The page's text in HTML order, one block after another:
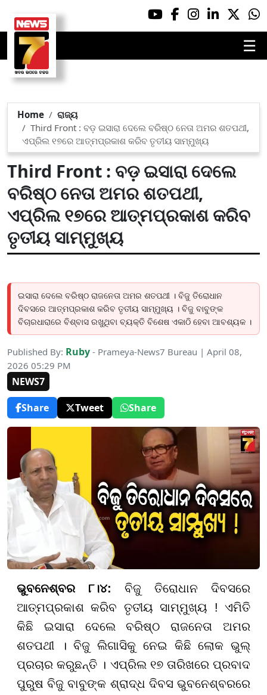
☰
Home
ରାଜ୍ୟ
Third Front : ବଡ଼ ଇସାରା ଦେଲେ ବରିଷ୍ଠ ନେତା ଅମର ଶତପଥୀ,
ଏପ୍ରିଲ ୧୭ରେ ଆତ୍ମପ୍ରକାଶ କରିବ ତୃତୀୟ ସାମ୍ମୁଖ୍ୟ
Third Front : ବଡ଼ ଇସାରା ଦେଲେ
ବରିଷ୍ଠ ନେତା ଅମର ଶତପଥୀ,
ଏପ୍ରିଲ ୧୭ରେ ଆତ୍ମପ୍ରକାଶ କରିବ
ତୃତୀୟ ସାମ୍ମୁଖ୍ୟ
ଇସାରା ଦେଲେ ବରିଷ୍ଠ ରାଜନେତା ଅମର ଶତପଥୀ । ବିଜୁ ତିରୋଧାନ
ଦିବସରେ ଆତ୍ମପ୍ରକାଶ କରିବ ତୃତୀୟ ସାମ୍ମୁଖ୍ୟ । ବିଜୁ ବାବୁଙ୍କ
ବିଚାରଧାରାରେ ବିଶ୍ବାସ ରଖୁଥିବା ବ୍ୟକ୍ତି ବିଶେଷ ଏକାଠି ହେବା ଆବଶ୍ୟକ ।
Published By: Ruby - Prameya-News7 Bureau | April 08,
2026 05:29 PM
NEWS7
Share
Tweet Share
ଭୁବନେଶ୍ବର ୮।୪: ବିଜୁ ତିରୋଧାନ ଦିବସରେ
ଆତ୍ମପ୍ରକାଶ କରିବ ତୃତୀୟ ସାମ୍ମୁଖ୍ୟ ! ଏମିତି
କିଛି ଇସାରା ଦେଲେ ବରିଷ୍ଠ ରାଜନେତା ଅମର
ଶତପଥୀ । ବିଜୁ ଲିଗାସିକୁ ନେଇ କିଛି ଲୋକ ଭୁଲ୍
ପ୍ରଚାର କରୁଛନ୍ତି । ଏପ୍ରିଲ ୧୭ ତାରିଖରେ ପ୍ରବାଦ
ପୁରୁଷ ବିଜୁ ବାବୁଙ୍କ ଶ୍ରାଦ୍ଧ ଦିବସ ଭୁବନେଶ୍ବରରେ